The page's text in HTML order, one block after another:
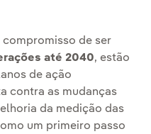
de ser
até 2040, estão
de ação
contra as mudanças
da medição das
um primeiro passo